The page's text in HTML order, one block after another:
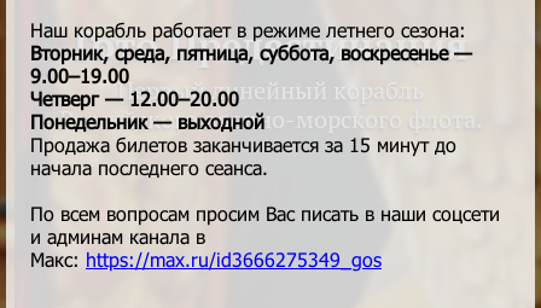
Гото Предестинация
Первый линейный корабль
Российского военно-морского флота.
Наш корабль работает в режиме летнего сезона:
Вторник, среда, пятница, суббота, воскресенье —
9.00–19.00
Четверг — 12.00–20.00
Понедельник — выходной
Продажа билетов заканчивается за 15 минут до
начала последнего сеанса.
По всем вопросам просим Вас писать в наши соцсети
и админам канала в
Макс: https://max.ru/id3666275349_gos